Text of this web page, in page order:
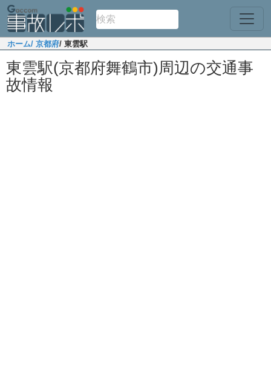
ホーム/ 京都府/ 東雲駅
東雲駅(京都府舞鶴市)周辺の交通事
故情報